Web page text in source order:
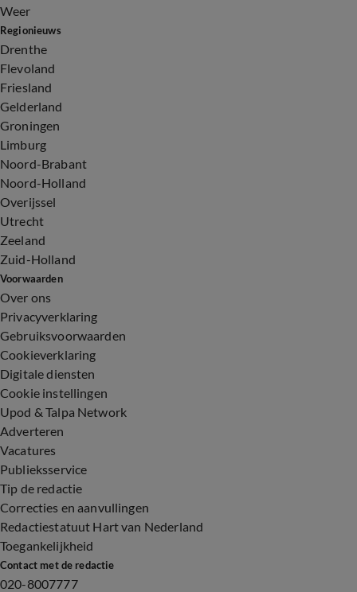
Weer
Regionieuws
Drenthe
Flevoland
Friesland
Gelderland
Groningen
Limburg
Noord-Brabant
Noord-Holland
Overijssel
Utrecht
Zeeland
Zuid-Holland
Voorwaarden
Over ons
Privacyverklaring
Gebruiksvoorwaarden
Cookieverklaring
Digitale diensten
Cookie instellingen
Upod & Talpa Network
Adverteren
Vacatures
Publieksservice
Tip de redactie
Correcties en aanvullingen
Redactiestatuut Hart van Nederland
Toegankelijkheid
Contact met de redactie
020-8007777